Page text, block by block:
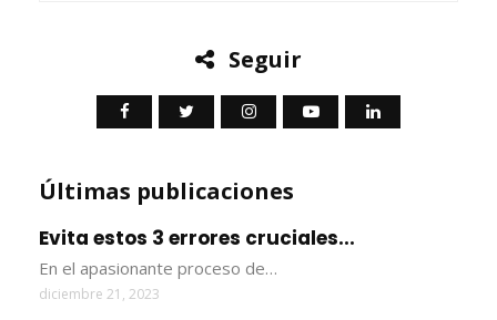
Seguir
Últimas publicaciones
Evita estos 3 errores cruciales...
En el apasionante proceso de…
diciembre 21, 2023